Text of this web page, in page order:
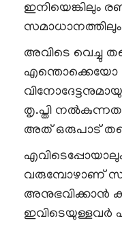
ഇനിയെങ്കിലും
സമാധാനത്തിലും
അവിടെ വെച്ചു
എന്തൊക്കെയോ
തൃ.പ്തി
അത് ഒരുപാട്
വരുമ്പോഴാണ്
അനുഭവിക്കാൻ
ഇവിടെയുള്ളവർ